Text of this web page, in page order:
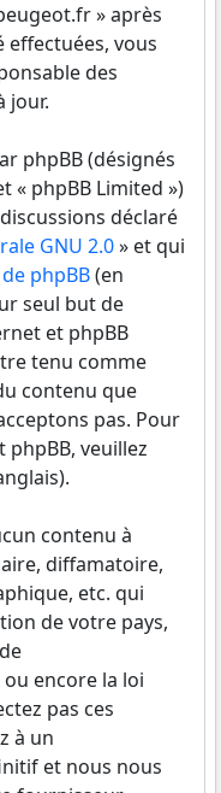
» après
vous
des
jour.
phpBB (désignés
« phpBB Limited »)
déclaré
GNU 2.0» et qui
phpBB(en
seul but de
et phpBB
tenu comme
contenu que
pas. Pour
veuillez
contenu à
diffamatoire,
etc. qui
de votre pays,
encore la loi
pas ces
à un
et nous nous